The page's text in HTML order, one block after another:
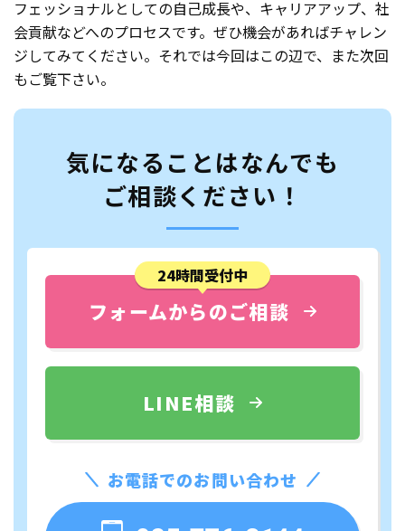
フェッショナルとしての自己成長や、キャリアアップ、社
会貢献などへのプロセスです。ぜひ機会があればチャレン
ジしてみてください。それでは今回はこの辺で、また次回
もご覧下さい。
気になることはなんでも
ご相談ください！
24時間受付中
フォームからのご相談
LINE相談
お電話でのお問い合わせ